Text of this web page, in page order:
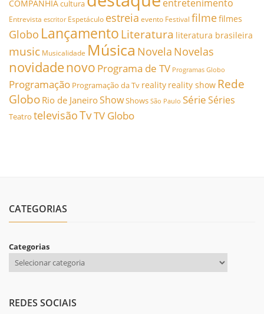
COMPANHIAcultura entretenimento
Entrevista escritor Espetáculo estreia evento Festival filmefilmes
Globo Lançamento Literatura literatura brasileira
music Musicalidade Música Novela Novelas
novidadenovo Programa de TV Programas Globo
Programação Programação da Tv reality reality show Rede
Globo Rio de JaneiroShowShows São Paulo SérieSéries
Teatro televisãoTvTV Globo
CATEGORIAS
Categorias
REDES SOCIAIS